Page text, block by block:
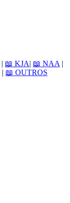
| 📖 KJA| 📖 NAA |
| 📖 OUTROS